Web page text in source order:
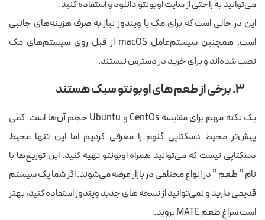
می‌توانید به راحتی از سایت اوبونتو دانلود و استفاده کنید.
این در حالی است که برای مک یا ویندوز نیاز به صرف هزینه‌های جانبی
است. همچنین سیستم‌عامل macOS از قبل روی سیستم‌های مک
نصب شده‌اند و برای خرید در دسترس نیستند.
۳. برخی از طعم های اوبونتو سبک هستند
یک نکته مهم برای مقایسه CentOs و Ubuntu حجم آن‌ها است. کمی
پیش‌تر محیط دسکتاپی گنوم را معرفی کردیم اما این تنها محیط
دسکتاپی نیست که می‌توانید همراه اوبونتو تهیه کنید. این توزیع‌ها با
نام ” طعم ” در انواع مختلفی در بازار عرضه می‌شوند. اگر شما یک سیستم
قدیمی دارید و نمی‌توانید از نسخه های جدید ویندوز استفاده کنید، بهتر
است سراغ طعم MATE بروید.